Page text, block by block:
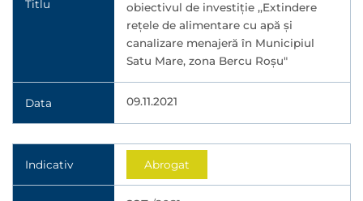
Titlu
obiectivul de investiţie ,,Extindere
reţele de alimentare cu apă şi
canalizare menajeră în Municipiul
Satu Mare, zona Bercu Roşu"
Data 09.11.2021
Indicativ Abrogat